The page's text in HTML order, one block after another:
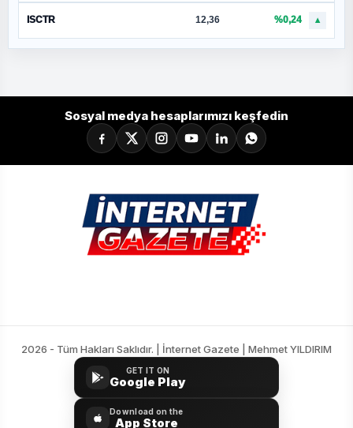
ISCTR 12,36 %0,24 ▲
Sosyal medya hesaplarımızı keşfedin
2026 - Tüm Hakları Saklıdır. | İnternet Gazete | Mehmet YILDIRIM
GET IT ON
Google Play
Download on the
App Store